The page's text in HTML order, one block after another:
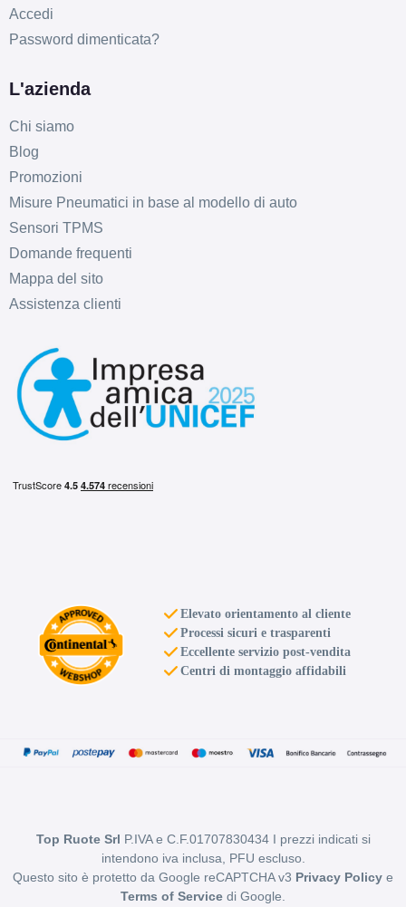
Accedi
Password dimenticata?
L'azienda
Chi siamo
Blog
Promozioni
Misure Pneumatici in base al modello di auto
Sensori TPMS
Domande frequenti
Mappa del sito
Assistenza clienti
Elevato orientamento al cliente
Processi sicuri e trasparenti
Eccellente servizio post-vendita
Centri di montaggio affidabili
Top Ruote Srl P.IVA e C.F.01707830434 I prezzi indicati si
intendono iva inclusa, PFU escluso.
Questo sito è protetto da Google reCAPTCHA v3 Privacy Policy e
Terms of Service di Google.